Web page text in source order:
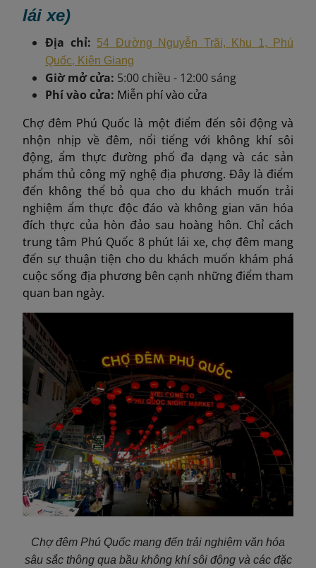
lái xe)
Địa chỉ: 54 Đường Nguyễn Trãi, Khu 1, Phú
Quốc, Kiên Giang
Giờ mở cửa: 5:00 chiều - 12:00 sáng
Phí vào cửa: Miễn phí vào cửa
Chợ đêm Phú Quốc là một điểm đến sôi động và
nhộn nhịp về đêm, nổi tiếng với không khí sôi
động, ẩm thực đường phố đa dạng và các sản
phẩm thủ công mỹ nghệ địa phương. Đây là điểm
đến không thể bỏ qua cho du khách muốn trải
nghiệm ẩm thực độc đáo và không gian văn hóa
đích thực của hòn đảo sau hoàng hôn. Chỉ cách
trung tâm Phú Quốc 8 phút lái xe, chợ đêm mang
đến sự thuận tiện cho du khách muốn khám phá
cuộc sống địa phương bên cạnh những điểm tham
quan ban ngày.
Chợ đêm Phú Quốc mang đến trải nghiệm văn hóa
sâu sắc thông qua bầu không khí sôi động và các đặc